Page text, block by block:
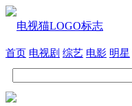
首页 电视剧 综艺 电影 明星